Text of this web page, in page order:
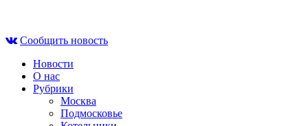
contentСообщить новость
Новости
О нас
Рубрики
Москва
Подмосковье